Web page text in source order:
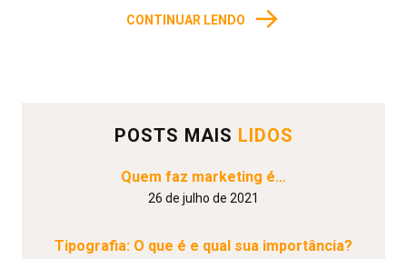
CONTINUAR LENDO →
POSTS MAIS LIDOS
Quem faz marketing é…
26 de julho de 2021
Tipografia: O que é e qual sua importância?